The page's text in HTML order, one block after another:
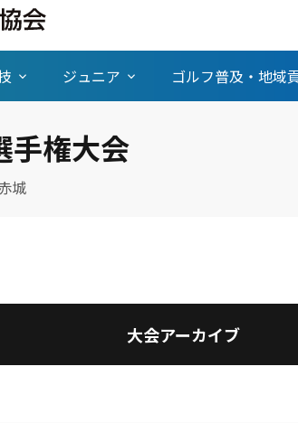
ジュニア ゴルフ普及・地域
手権大会
城
大会アーカイブ